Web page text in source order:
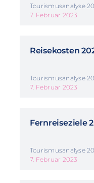
Tourismusanalyse
7. Februar 2023
Reisekosten
Tourismusanalyse
7. Februar 2023
Fernreiseziele
Tourismusanalyse
7. Februar 2023